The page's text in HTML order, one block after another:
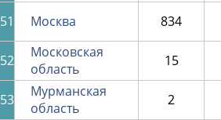
51 Москва 834
52
Московская
область
15
53
Мурманская
область
2